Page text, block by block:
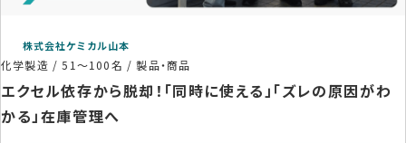
株式会社ケミカル山本
化学製造 /51〜100名 /製品・商品
エクセル依存から脱却！「同時に使える」「ズレの原因がわ
かる」在庫管理へ